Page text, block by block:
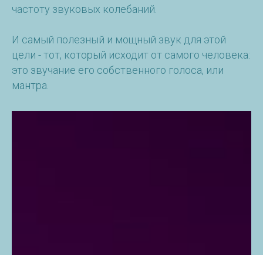
частоту звуковых колебаний.
И самый полезный и мощный звук для этой
цели - тот, который исходит от самого человека:
это звучание его собственного голоса, или
мантра.